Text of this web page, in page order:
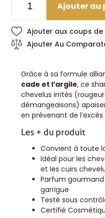
Ajouter au
Ajouter aux coups
Ajouter Au
Grâce à sa formule
cade et l’argile, ce
chevelus irrités
démangeaisons)
en prévenant de
Les + du produit
Convient à toute
Idéal pour les
et les cuirs
Parfum
garrigue
Testé sous
Certifié